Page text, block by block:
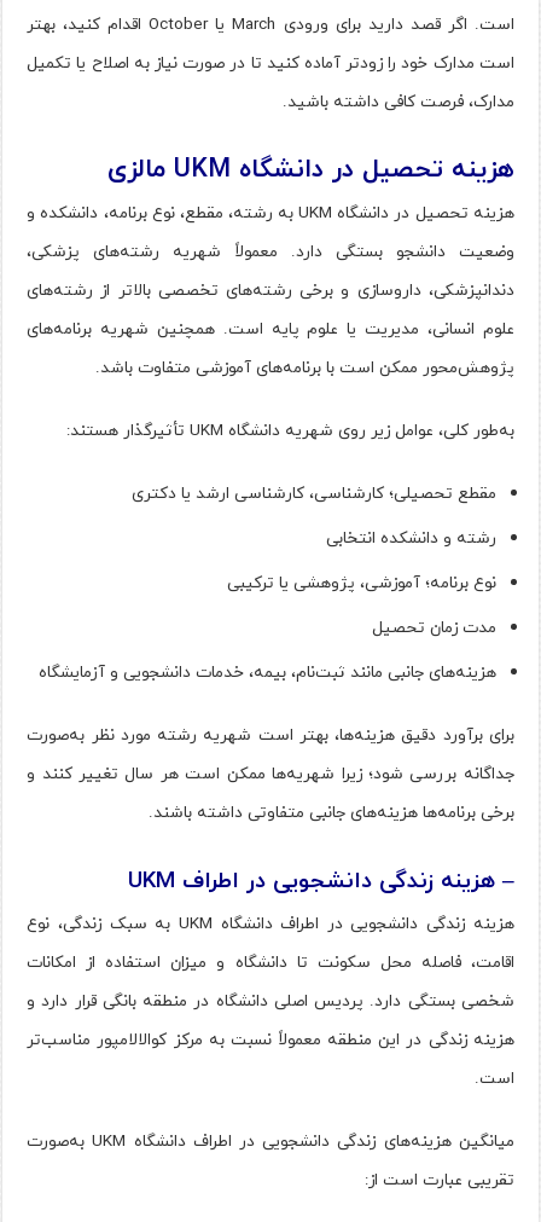
است. اگر قصد دارید برای ورودی March یا October اقدام کنید، بهتر
است مدارک خود را زودتر آماده کنید تا در صورت نیاز به اصلاح یا تکمیل
مدارک، فرصت کافی داشته باشید.
هزینه تحصیل در دانشگاه UKM مالزی
هزینه تحصیل در دانشگاه UKM به رشته، مقطع، نوع برنامه، دانشکده و
وضعیت دانشجو بستگی دارد. معمولاً شهریه رشته‌های پزشکی،
دندانپزشکی، داروسازی و برخی رشته‌های تخصصی بالاتر از رشته‌های
علوم انسانی، مدیریت یا علوم پایه است. همچنین شهریه برنامه‌های
پژوهش‌محور ممکن است با برنامه‌های آموزشی متفاوت باشد.
به‌طور کلی، عوامل زیر روی شهریه دانشگاه UKM تأثیرگذار هستند:
مقطع تحصیلی؛ کارشناسی، کارشناسی ارشد یا دکتری
رشته و دانشکده انتخابی
نوع برنامه؛ آموزشی، پژوهشی یا ترکیبی
مدت زمان تحصیل
هزینه‌های جانبی مانند ثبت‌نام، بیمه، خدمات دانشجویی و آزمایشگاه
برای برآورد دقیق هزینه‌ها، بهتر است شهریه رشته مورد نظر به‌صورت
جداگانه بررسی شود؛ زیرا شهریه‌ها ممکن است هر سال تغییر کنند و
برخی برنامه‌ها هزینه‌های جانبی متفاوتی داشته باشند.
– هزینه زندگی دانشجویی در اطراف UKM
هزینه زندگی دانشجویی در اطراف دانشگاه UKM به سبک زندگی، نوع
اقامت، فاصله محل سکونت تا دانشگاه و میزان استفاده از امکانات
شخصی بستگی دارد. پردیس اصلی دانشگاه در منطقه بانگی قرار دارد و
هزینه زندگی در این منطقه معمولاً نسبت به مرکز کوالالامپور مناسب‌تر
است.
میانگین هزینه‌های زندگی دانشجویی در اطراف دانشگاه UKM به‌صورت
تقریبی عبارت است از: